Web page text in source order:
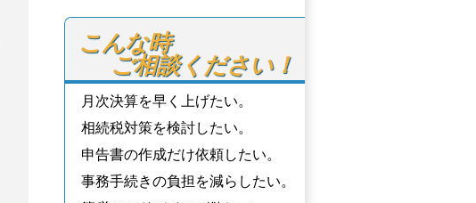
こんな時
ご相談ください！
月次決算を早く上げたい。
相続税対策を検討したい。
申告書の作成だけ依頼したい。
事務手続きの負担を減らしたい。